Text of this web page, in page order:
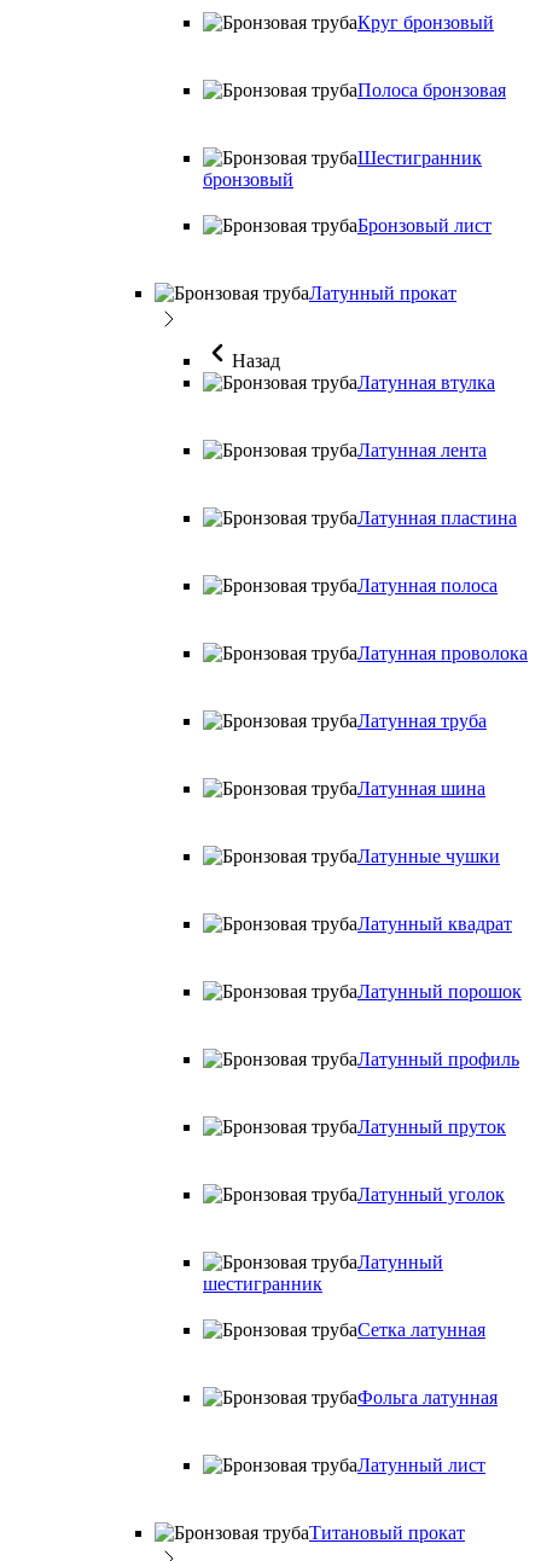
Круг бронзовый
Полоса бронзовая
Шестигранник
бронзовый
Бронзовый лист
Латунный прокат
Назад
Латунная втулка
Латунная лента
Латунная пластина
Латунная полоса
Латунная проволока
Латунная труба
Латунная шина
Латунные чушки
Латунный квадрат
Латунный порошок
Латунный профиль
Латунный пруток
Латунный уголок
Латунный
шестигранник
Сетка латунная
Фольга латунная
Латунный лист
Титановый прокат